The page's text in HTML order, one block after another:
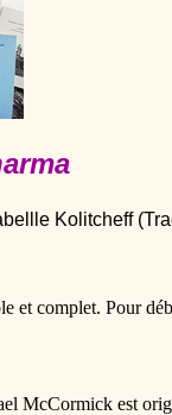
Kolitcheff
et complet. Pour
McCormick est